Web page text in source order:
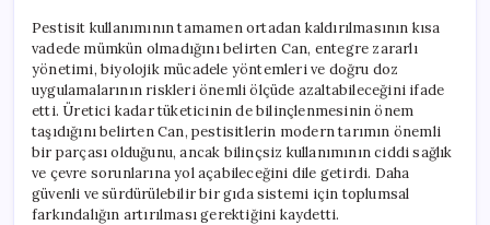
Pestisit kullanımının tamamen ortadan kaldırılmasının kısa
vadede mümkün olmadığını belirten Can, entegre zararlı
yönetimi, biyolojik mücadele yöntemleri ve doğru doz
uygulamalarının riskleri önemli ölçüde azaltabileceğini ifade
etti. Üretici kadar tüketicinin de bilinçlenmesinin önem
taşıdığını belirten Can, pestisitlerin modern tarımın önemli
bir parçası olduğunu, ancak bilinçsiz kullanımının ciddi sağlık
ve çevre sorunlarına yol açabileceğini dile getirdi. Daha
güvenli ve sürdürülebilir bir gıda sistemi için toplumsal
farkındalığın artırılması gerektiğini kaydetti.